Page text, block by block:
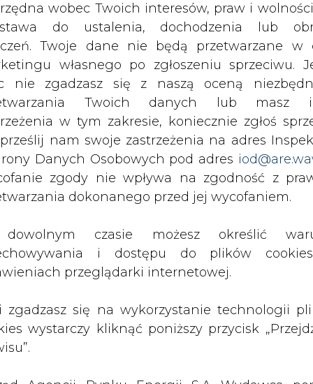
wobec Twoich interesów, praw i
do ustalenia, dochodzenia lub
Twoje dane nie będą przetwarzane w
własnego po zgłoszeniu sprzeciwu.
nie zgadzasz się z naszą oceną
Twoich danych lub masz
w tym zakresie, koniecznie zgłoś
prześlij nam swoje zastrzeżenia na adres
Danych Osobowych pod adres
zgody nie wpływa na zgodność z
dokonanego przed jej wycofaniem.
czasie możesz określić
i dostępu do plików
przeglądarki internetowej.
zgadzasz się na wykorzystanie technologii
wystarczy kliknąć poniższy przycisk
Artykuł powstał bez wsparcia narzędzi sztucznej
inteligencji. Wydawca portalu CIRE zgadza się na
PODPIS
Przesłanie komentarza oznacza akceptację zasad korzystania
z portalu cire.pl